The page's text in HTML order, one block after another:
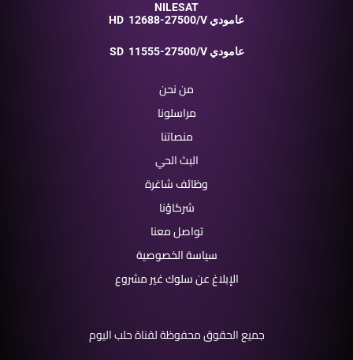
NILESAT
HD
12688-27500/V عامودي
SD 11555-27500/V عامودي
من نحن
مراسلونا
منصاتنا
البث الحي
وظائف شاغرة
شركاؤنا
تواصل معنا
سياسة الخصوصية
الإبلاغ عن سلوك غير مشروع
جميع الحقوق محفوظة لقناة حلب اليوم